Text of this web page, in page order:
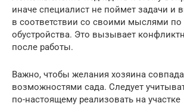
иначе специалист не поймет задачи и
в соответствии со своими мыслями по
обустройства. Это вызывает
после работы.
Важно, чтобы желания хозяина
возможностями сада. Следует
по-настоящему реализовать на участке